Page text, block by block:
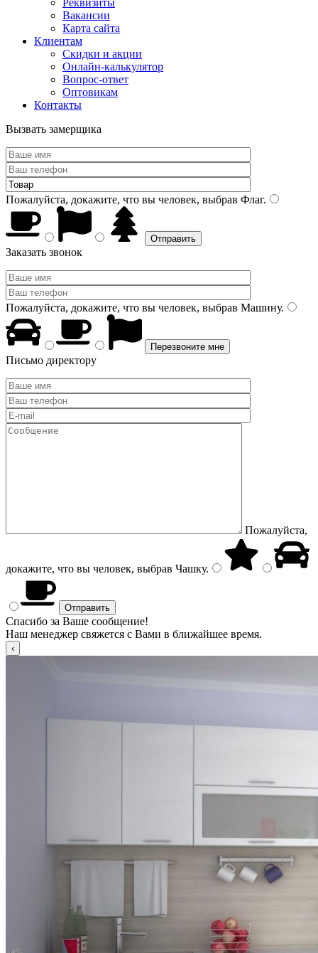
Реквизиты
Вакансии
Карта сайта
Клиентам
Скидки и акции
Онлайн-калькулятор
Вопрос-ответ
Оптовикам
Контакты
Вызвать замерщика
Пожалуйста, докажите, что вы человек, выбрав Флаг.
Заказать звонок
Пожалуйста, докажите, что вы человек, выбрав Машину.
Письмо директору
Пожалуйста,
докажите, что вы человек, выбрав Чашку.
Спасибо за Ваше сообщение!
Наш менеджер свяжется с Вами в ближайшее время.